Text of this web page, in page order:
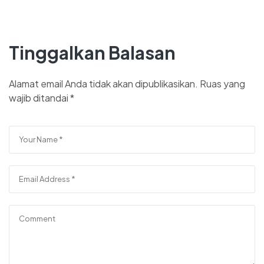
Tinggalkan Balasan
Alamat email Anda tidak akan dipublikasikan. Ruas yang
wajib ditandai*